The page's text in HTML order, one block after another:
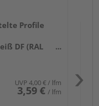
Profile
DF (RAL
UVP 4,00 €/ lfm
3,59 € / lfm